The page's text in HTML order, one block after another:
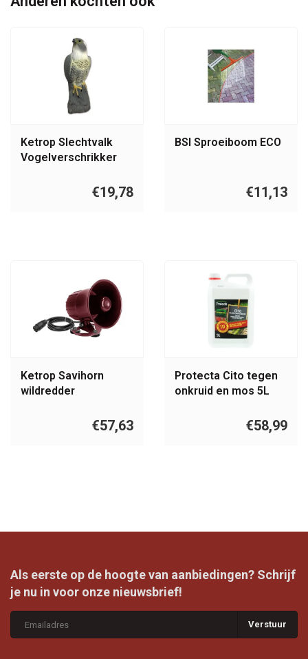
Ketrop Slechtvalk
Vogelverschrikker
€19,78
BSI Sproeiboom ECO
€11,13
Ketrop Savihorn
wildredder
€57,63
Protecta Cito tegen
onkruid en mos 5L
€58,99
Als eerste op de hoogte van aanbiedingen? Schrijf
je nu in voor onze nieuwsbrief!
Verstuur